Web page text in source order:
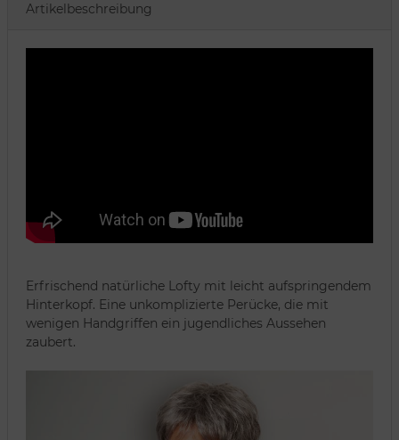
Artikelbeschreibung
Erfrischend natürliche Lofty mit leicht aufspringendem
Hinterkopf. Eine unkomplizierte Perücke, die mit
wenigen Handgriffen ein jugendliches Aussehen
zaubert.